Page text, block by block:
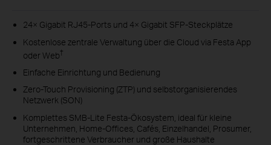
24× Gigabit RJ45-Ports und 4× Gigabit SFP-Steckplätze
Kostenlose zentrale Verwaltung über die Cloud via Festa App
oder Web†
Einfache Einrichtung und Bedienung
Zero-Touch Provisioning (ZTP) und selbstorganisierendes
Netzwerk (SON)
Komplettes SMB-Lite Festa-Ökosystem, ideal für kleine
Unternehmen, Home-Offices, Cafés, Einzelhandel, Prosumer,
fortgeschrittene Verbraucher und große Haushalte